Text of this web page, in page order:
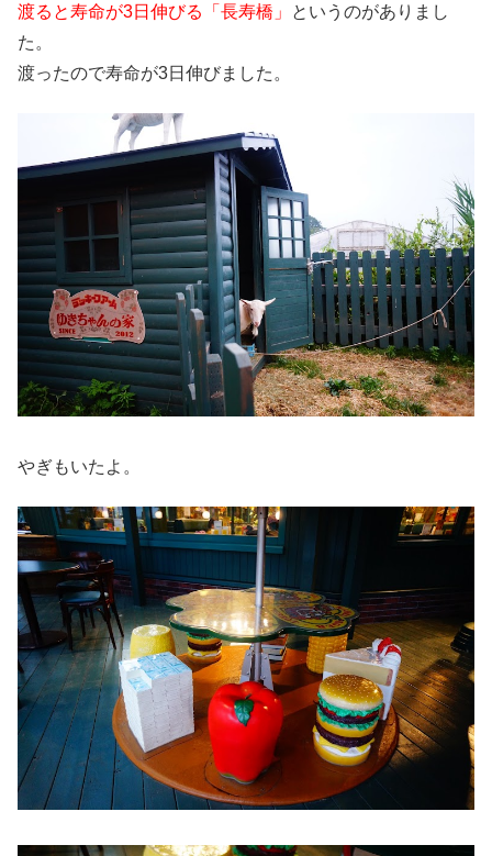
渡ると寿命が3日伸びる「長寿橋」
というのがありまし
た。
渡ったので寿命が3日伸びました。
やぎもいたよ。